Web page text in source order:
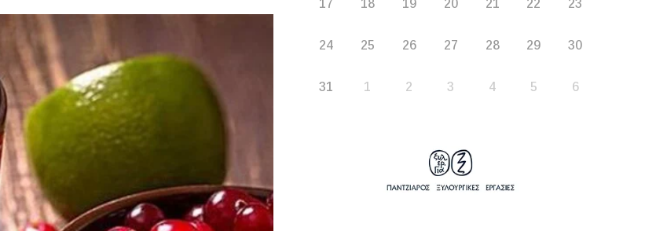
17 18 19 20 21 22 23
24 25 26 27 28 29 30
31 1 2 3 4 5 6